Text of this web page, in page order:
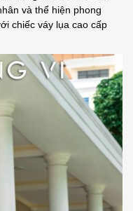
và thể hiện phong
chiếc váy lụa cao cấp